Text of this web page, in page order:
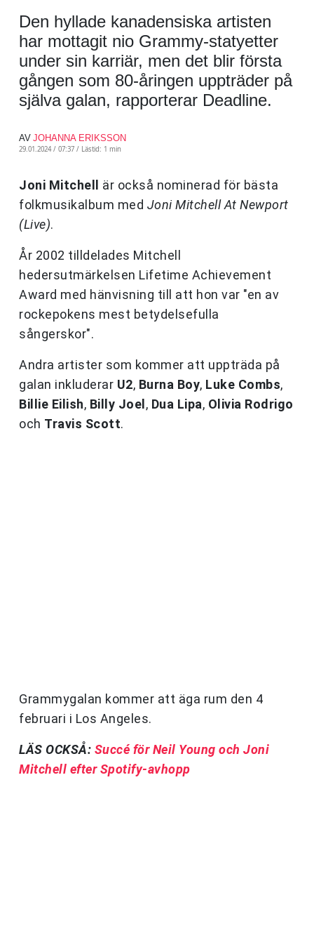
Den hyllade kanadensiska artisten
har mottagit nio Grammy-statyetter
under sin karriär, men det blir första
gången som 80-åringen uppträder på
själva galan, rapporterar Deadline.
AV JOHANNA ERIKSSON
29.01.2024 / 07:37 / Lästid: 1 min
Joni Mitchell
är också nominerad för bästa
folkmusikalbum med Joni Mitchell At Newport
(Live).
År 2002 tilldelades Mitchell
hedersutmärkelsen Lifetime Achievement
Award med hänvisning till att hon var "en av
rockepokens mest betydelsefulla
sångerskor".
Andra artister som kommer att uppträda på
galan inkluderar U2, Burna Boy, Luke Combs,
Billie Eilish, Billy Joel , Dua Lipa, Olivia Rodrigo
och Travis Scott.
Grammygalan kommer att äga rum den 4
februari i Los Angeles.
LÄS OCKSÅ: Succé för Neil Young och Joni
Mitchell efter Spotify-avhopp